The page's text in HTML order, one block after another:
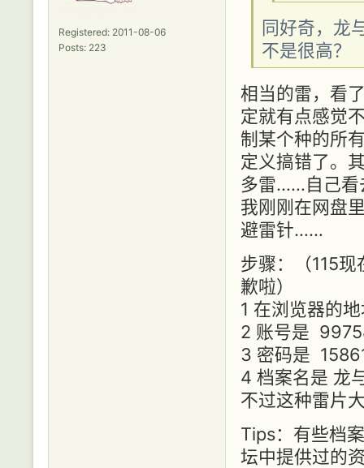
Registered: 2011-08-06
Posts: 223
同好奇，龙
不是很高？
相当的雷，看
定就有点感觉
制某个种的所
定义搞错了。
多雷……自己
我刚刚在网盘
避雷针……
步骤：（115
歉啦）
1 在浏览器的
2 账号是
3 密码是
4 档案名是 龙
不过这种雷片
Tips：有些档
坛中提供过的